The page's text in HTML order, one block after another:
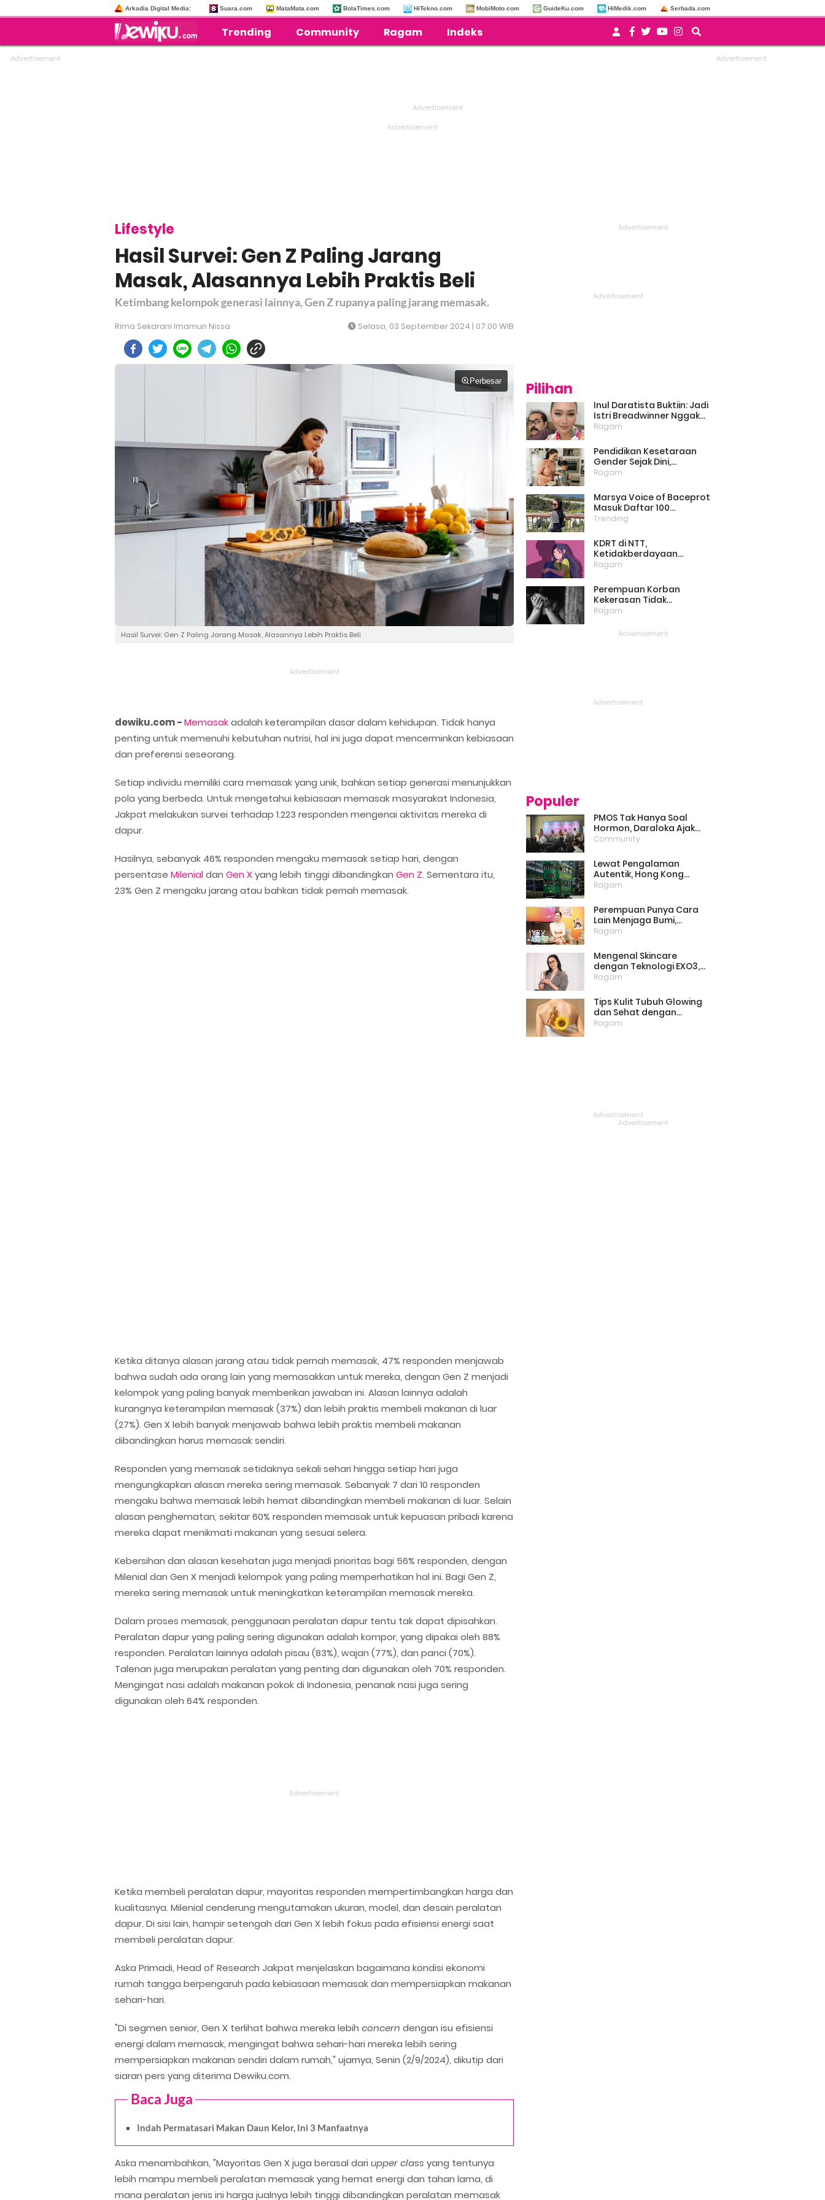
Arkadia Digital Media: Suara.com MataMata.com BolaTimes.com HiTekno.com MobiMoto.com GuideKu.com HiMedik.com Serbada.com
Trending Community Ragam Indeks
Lifestyle
Hasil Survei: Gen Z Paling Jarang
Masak, Alasannya Lebih Praktis Beli
Ketimbang kelompok generasi lainnya, Gen Z rupanya paling jarang memasak.
Rima Sekarani Imamun Nissa Selasa, 03 September 2024 | 07:00 WIB
Perbesar
Hasil Survei: Gen Z Paling Jarang Masak, Alasannya Lebih Praktis Beli
dewiku.com -Memasakadalah keterampilan dasar dalam kehidupan. Tidak hanya
penting untuk memenuhi kebutuhan nutrisi, hal ini juga dapat mencerminkan kebiasaan
dan preferensi seseorang.
Setiap individu memiliki cara memasak yang unik, bahkan setiap generasi menunjukkan
pola yang berbeda. Untuk mengetahui kebiasaan memasak masyarakat Indonesia,
Jakpat melakukan survei terhadap 1.223 responden mengenai aktivitas mereka di
dapur.
Hasilnya, sebanyak 46% responden mengaku memasak setiap hari, dengan
persentase Milenial dan Gen Xyang lebih tinggi dibandingkan Gen Z. Sementara itu,
23% Gen Z mengaku jarang atau bahkan tidak pernah memasak.
Ketika ditanya alasan jarang atau tidak pernah memasak, 47% responden menjawab
bahwa sudah ada orang lain yang memasakkan untuk mereka, dengan Gen Z menjadi
kelompok yang paling banyak memberikan jawaban ini. Alasan lainnya adalah
kurangnya keterampilan memasak (37%) dan lebih praktis membeli makanan di luar
(27%). Gen X lebih banyak menjawab bahwa lebih praktis membeli makanan
dibandingkan harus memasak sendiri.
Responden yang memasak setidaknya sekali sehari hingga setiap hari juga
mengungkapkan alasan mereka sering memasak. Sebanyak 7 dari 10 responden
mengaku bahwa memasak lebih hemat dibandingkan membeli makanan di luar. Selain
alasan penghematan, sekitar 60% responden memasak untuk kepuasan pribadi karena
mereka dapat menikmati makanan yang sesuai selera.
Kebersihan dan alasan kesehatan juga menjadi prioritas bagi 56% responden, dengan
Milenial dan Gen X menjadi kelompok yang paling memperhatikan hal ini. Bagi Gen Z,
mereka sering memasak untuk meningkatkan keterampilan memasak mereka.
Dalam proses memasak, penggunaan peralatan dapur tentu tak dapat dipisahkan.
Peralatan dapur yang paling sering digunakan adalah kompor, yang dipakai oleh 88%
responden. Peralatan lainnya adalah pisau (83%), wajan (77%), dan panci (70%).
Talenan juga merupakan peralatan yang penting dan digunakan oleh 70% responden.
Mengingat nasi adalah makanan pokok di Indonesia, penanak nasi juga sering
digunakan oleh 64% responden.
Ketika membeli peralatan dapur, mayoritas responden mempertimbangkan harga dan
kualitasnya. Milenial cenderung mengutamakan ukuran, model, dan desain peralatan
dapur. Di sisi lain, hampir setengah dari Gen X lebih fokus pada efisiensi energi saat
membeli peralatan dapur.
Aska Primadi, Head of Research Jakpat menjelaskan bagaimana kondisi ekonomi
rumah tangga berpengaruh pada kebiasaan memasak dan mempersiapkan makanan
sehari-hari.
"Di segmen senior, Gen X terlihat bahwa mereka lebih concern dengan isu efisiensi
energi dalam memasak, mengingat bahwa sehari-hari mereka lebih sering
mempersiapkan makanan sendiri dalam rumah," ujarnya, Senin (2/9/2024), dikutip dari
siaran pers yang diterima Dewiku.com.
Baca Juga
Indah Permatasari Makan Daun Kelor, Ini 3 Manfaatnya
Aska menambahkan, "Mayoritas Gen X juga berasal dari upper class yang tentunya
lebih mampu membeli peralatan memasak yang hemat energi dan tahan lama, di
mana peralatan jenis ini harga jualnya lebih tinggi dibandingkan peralatan memasak
Pilihan
Inul Daratista Buktiin: Jadi
Istri Breadwinner Nggak
Bikin Suami Minder, Asal
Dukung
Ragam
Pendidikan Kesetaraan
Gender Sejak Dini,
Psikolog: Anak Laki-Laki
Ragam
Marsya Voice of Baceprot
Masuk Daftar 100
Perempuan Inspiratif dan
Versi BBC
Trending
KDRT di NTT,
Ketidakberdayaan
Perempuan Masih Menjadi
Ragam
Perempuan Korban
Kekerasan Tidak
Bercerita, Victim Blaming
Ragam
Populer
PMOS Tak Hanya Soal
Hormon, Daraloka Ajak
Publik Pahami Luka
Stigma
Community
Lewat Pengalaman
Autentik, Hong Kong
Punya Cara Baru Menarik
Ragam
Perempuan Punya Cara
Lain Menjaga Bumi,
Dimulai dari Memilih
Lingkungan
Ragam
Mengenal Skincare
dengan Teknologi EXO3,
Inovasi yang Mulai Dilirik
Rumah
Ragam
Tips Kulit Tubuh Glowing
dan Sehat dengan
Menjaga Lipid Barrier
Ragam